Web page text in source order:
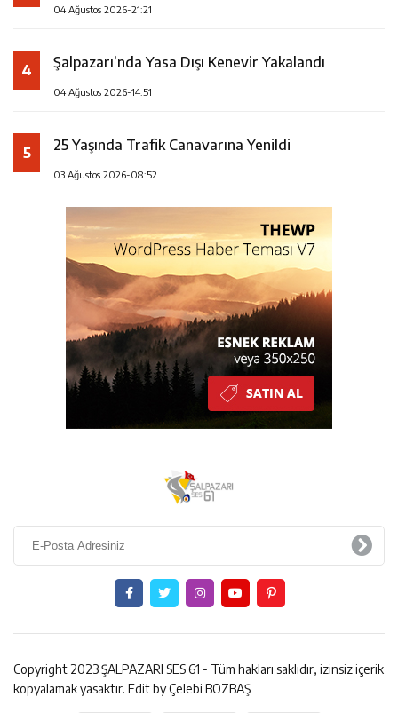
04 Ağustos 2026-21:21
4 Şalpazarı’nda Yasa Dışı Kenevir Yakalandı
04 Ağustos 2026-14:51
5 25 Yaşında Trafik Canavarına Yenildi
03 Ağustos 2026-08:52
Copyright 2023 ŞALPAZARI SES 61 - Tüm hakları saklıdır, izinsiz içerik
kopyalamak yasaktır. Edit by Çelebi BOZBAŞ